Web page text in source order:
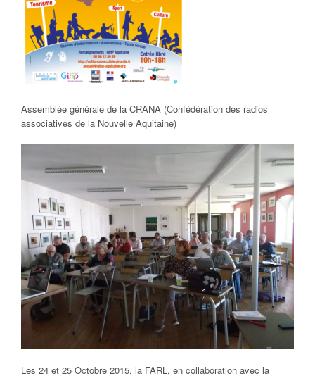
Assemblée générale de la CRANA (Confédération des radios
associatives de la Nouvelle Aquitaine)
Les 24 et 25 Octobre 2015, la FARL, en collaboration avec la